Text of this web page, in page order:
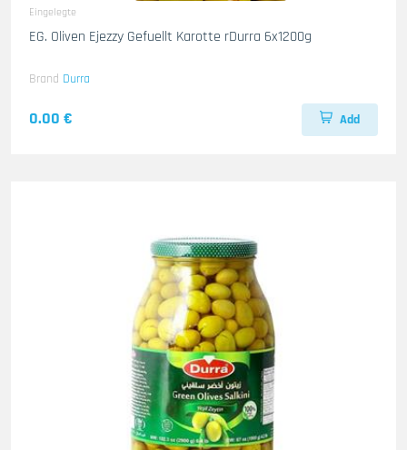
Eingelegte
EG. Oliven Ejezzy Gefuellt Karotte rDurra 6x1200g
Brand Durra
0.00 € Add